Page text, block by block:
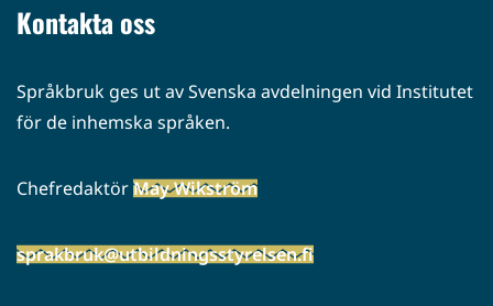
Kontakta oss
Språkbruk ges ut av Svenska avdelningen vid Institutet
för de inhemska språken.
ChefredaktörMay Wikström
sprakbruk@utbildningsstyrelsen.fi